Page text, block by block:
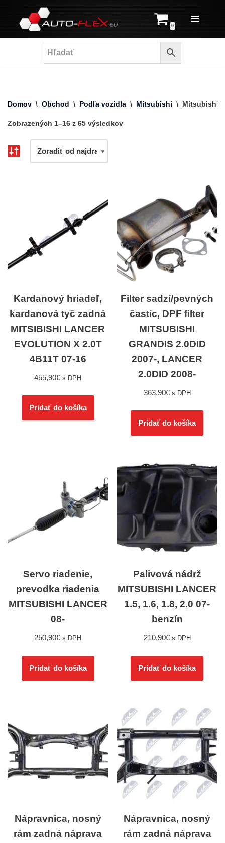
Prejsť
na
0
Domov \ Obchod \ Podľa vozidla \ Mitsubishi \ Mitsubishi
Zobrazených 1–16 z 65 výsledkov
Kardanový hriadeľ,
kardanová tyč zadná
MITSIBISHI LANCER
EVOLUTION X 2.0T
4B11T 07-16
455,90€ s DPH
Pridať do košíka
Filter sadzí/pevných
častíc, DPF filter
MITSUBISHI
GRANDIS 2.0DID
2007-, LANCER
2.0DID 2008-
363,90€ s DPH
Pridať do košíka
Servo riadenie,
prevodka riadenia
MITSUBISHI LANCER
08-
250,90€ s DPH
Pridať do košíka
Palivová nádrž
MITSUBISHI LANCER
1.5, 1.6, 1.8, 2.0 07-
benzín
210,90€ s DPH
Pridať do košíka
Nápravnica, nosný
rám zadná náprava
Nápravnica, nosný
rám zadná náprava